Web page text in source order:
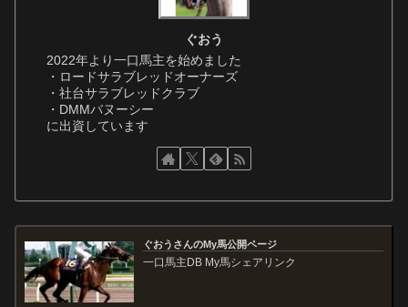
ぐおう
2022年より一口馬主を始めました
・ロードサラブレッドオーナーズ
・社台サラブレッドクラブ
・DMMバヌーシー
に出資しています
ぐおうさんのMy馬公開ページ
一口馬主DB My馬シェアリンク